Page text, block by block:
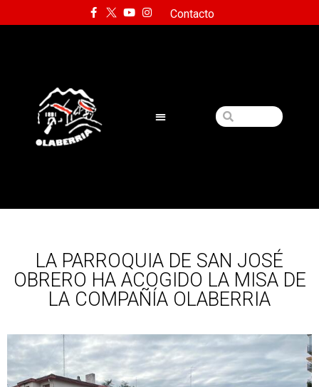
Contacto
LA PARROQUIA DE SAN JOSÉ
OBRERO HA ACOGIDO LA MISA DE
LA COMPAÑÍA OLABERRIA